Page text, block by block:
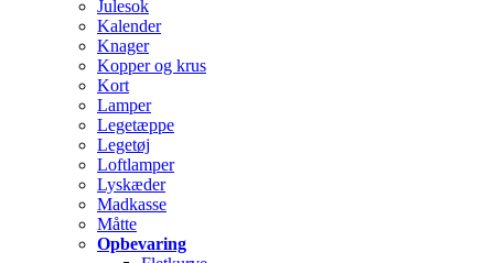
Julesok
Kalender
Knager
Kopper og krus
Kort
Lamper
Legetæppe
Legetøj
Loftlamper
Lyskæder
Madkasse
Måtte
Opbevaring